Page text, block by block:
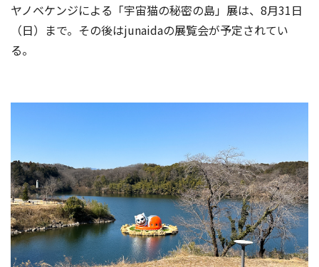
ヤノベケンジによる「宇宙猫の秘密の島」展は、8月31日
（日）まで。その後はjunaidaの展覧会が予定されてい
る。